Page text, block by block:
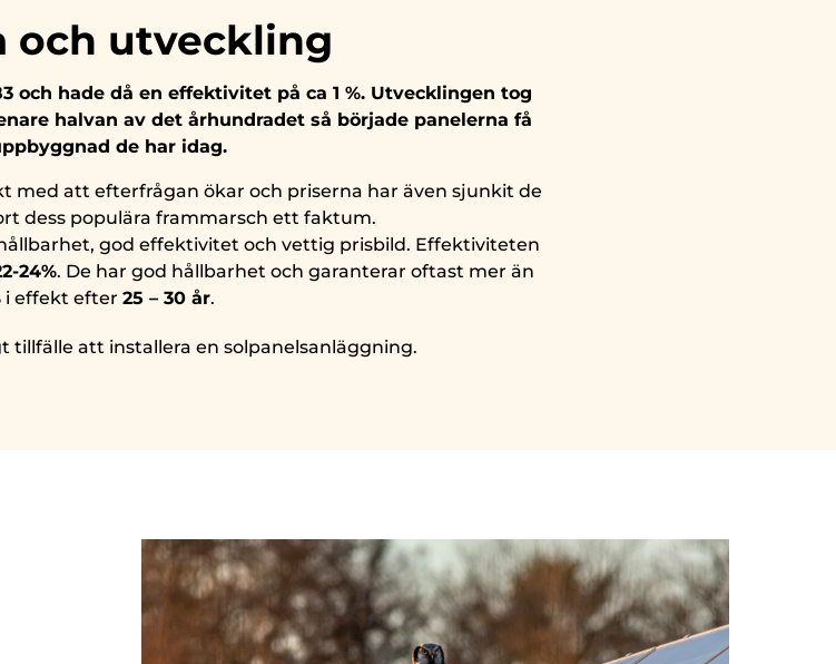
och utveckling
och hade då en effektivitet på ca 1 %. Utvecklingen tog
halvan av det århundradet så började panelerna få
de har idag.
med att efterfrågan ökar och priserna har även sjunkit de
dess populära frammarsch ett faktum.
god effektivitet och vettig prisbild. Effektiviteten
24%. De har god hållbarhet och garanterar oftast mer än
i effekt efter 25 – 30 år.
tillfälle att installera en solpanelsanläggning.